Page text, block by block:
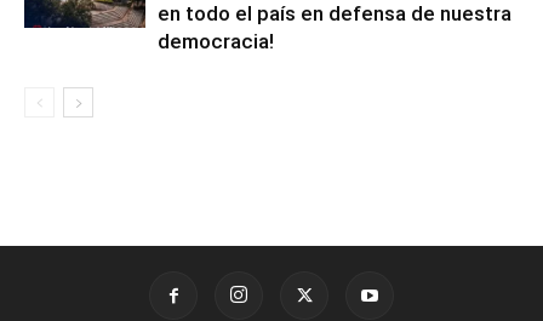
en todo el país en defensa de nuestra
democracia!